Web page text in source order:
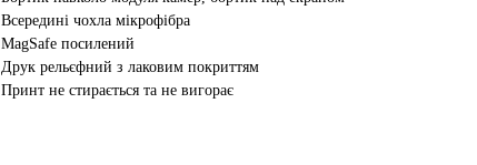
Всередині чохла мікрофібра
MagSafe посилений
Друк рельєфний з лаковим покриттям
Принт не стирається та не вигорає